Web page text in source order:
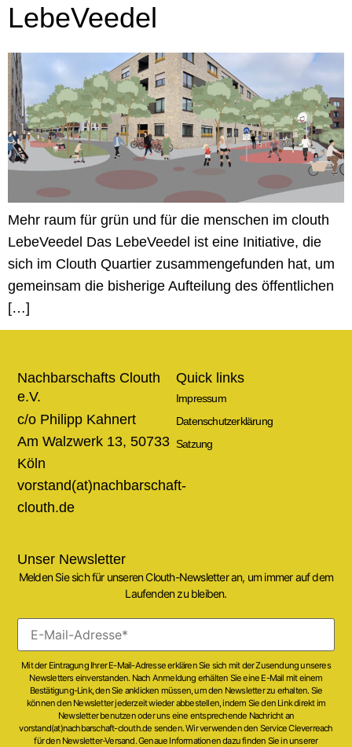
LebeVeedel
Mehr raum für grün und für die menschen im clouth
LebeVeedel Das LebeVeedel ist eine Initiative, die
sich im Clouth Quartier zusammengefunden hat, um
gemeinsam die bisherige Aufteilung des öffentlichen
[…]
Quick links
Impressum
Datenschutzerklärung
Satzung
Nachbarschafts Clouth
e.V.
c/o Philipp Kahnert
Am Walzwerk 13, 50733
Köln
vorstand(at)nachbarschaft-
clouth.de
Unser Newsletter
Melden Sie sich für unseren Clouth-Newsletter an, um immer auf dem
Laufenden zu bleiben.
Mit der Eintragung Ihrer E-Mail-Adresse erklären Sie sich mit der Zusendung unseres
Newsletters einverstanden. Nach Anmeldung erhälten Sie eine E-Mail mit einem
Bestätigung-Link, den Sie anklicken müssen, um den Newsletter zu erhalten. Sie
können den Newsletter jederzeit wieder abbestellen, indem Sie den Link direkt im
Newsletter benutzen oder uns eine entsprechende Nachricht an
vorstand(at)nachbarschaft-clouth.de senden. Wir verwenden den Service Cleverreach
für den Newsletter-Versand. Genaue Informationen dazu finden Sie in unserer